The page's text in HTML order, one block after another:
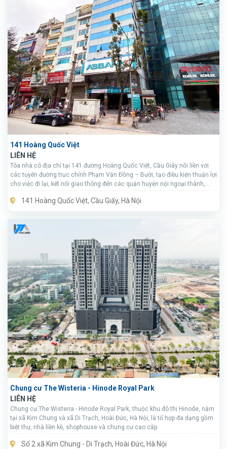
141 Hoàng Quốc Việt
LIÊN HỆ
Tòa nhà có địa chỉ tại 141 đường Hoàng Quốc Việt, Cầu Giấy nối liền với
các tuyến đường trục chính Phạm Văn Đồng – Bưởi, tạo điều kiện thuận lợi
cho việc đi lại, kết nối giao thông đến các quận huyện nội ngoại thành,
141 Hoàng Quốc Việt, Cầu Giấy, Hà Nội
Chung cư The Wisteria - Hinode Royal Park
LIÊN HỆ
Chung cư The Wisteria - Hinode Royal Park, thuộc khu đô thị Hinode, nằm
tại xã Kim Chung và xã Di Trạch, Hoài Đức, Hà Nội, là tổ hợp đa dạng gồm
biệt thự, nhà liền kề, shophouse và chung cư cao cấp.
Số 2 xã Kim Chung - Di Trạch, Hoài Đức, Hà Nội